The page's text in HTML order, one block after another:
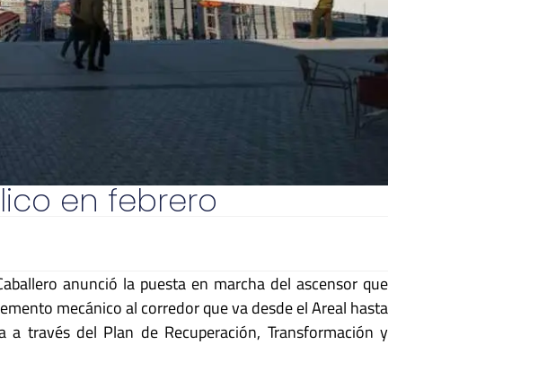
en febrero
anunció la puesta en marcha del ascensor que
mecánico al corredor que va desde el Areal hasta
a través del Plan de Recuperación, Transformación y